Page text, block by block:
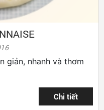
giản, nhanh và thơm